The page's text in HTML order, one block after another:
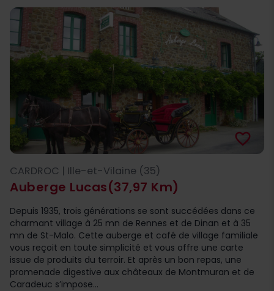
Auberge Lucas(37,97 Km)
favorite_border
CARDROC | Ille-et-Vilaine (35)
Depuis 1935, trois générations se sont succédées dans ce
charmant village à 25 mn de Rennes et de Dinan et à 35
mn de St-Malo. Cette auberge et café de village familiale
vous reçoit en toute simplicité et vous offre une carte
issue de produits du terroir. Et après un bon repas, une
promenade digestive aux châteaux de Montmuran et de
Caradeuc s’impose...